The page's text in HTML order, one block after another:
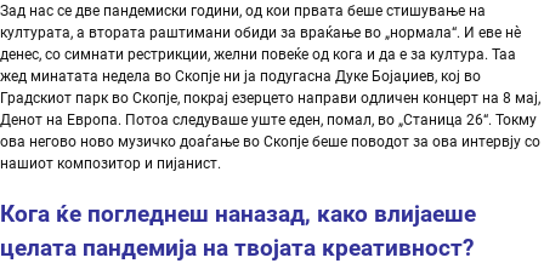
Зад нас се две пандемиски години, од кои првата беше стишување на
културата, а втората раштимани обиди за враќање во „нормала“. И еве нè
денес, со симнати рестрикции, желни повеќе од кога и да е за култура. Таа
жед минатата недела во Скопје ни ја подугасна Дуке Бојаџиев, кој во
Градскиот парк во Скопје, покрај езерцето направи одличен концерт на 8 мај,
Денот на Европа. Потоа следуваше уште еден, помал, во „Станица 26“. Токму
ова негово ново музичко доаѓање во Скопје беше поводот за ова интервју со
нашиот композитор и пијанист.
Кога ќе погледнеш наназад, како влијаеше
целата пандемија на твојата креативност?